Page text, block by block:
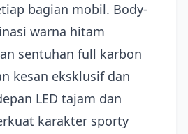
bagian mobil. Body-
warna hitam
sentuhan full karbon
kesan eksklusif dan
LED tajam dan
karakter sporty